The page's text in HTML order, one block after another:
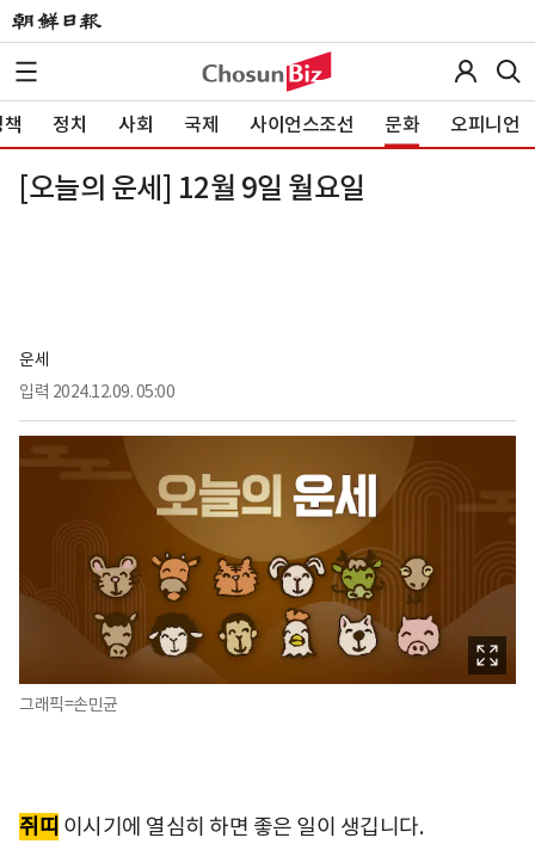
정치 사회 국제 사이언스조선 문화 오피니언
[오늘의 운세] 12월 9일 월요일
운세
입력 2024.12.09. 05:00
그래픽=손민균
쥐띠 이시기에 열심히 하면 좋은 일이 생깁니다.